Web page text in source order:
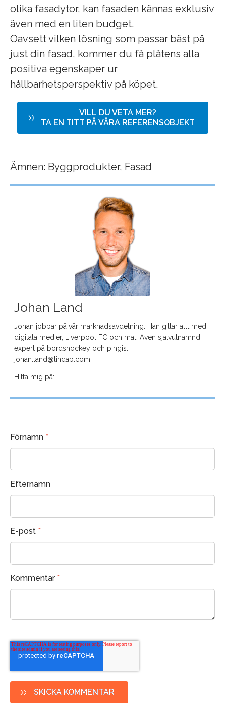
olika fasadytor, kan fasaden kännas exklusiv
även med en liten budget.
Oavsett vilken lösning som passar bäst på
just din fasad, kommer du få plåtens alla
positiva egenskaper ur
hållbarhetsperspektiv på köpet.
VILL DU VETA MER?
TA EN TITT PÅ VÅRA REFERENSOBJEKT
Ämnen: Byggprodukter, Fasad
Johan Land
Johan jobbar på vår marknadsavdelning. Han gillar allt med
digitala medier, Liverpool FC och mat. Även självutnämnd
expert på bordshockey och pingis.
johan.land@lindab.com
Hitta mig på:
Förnamn *
Efternamn
E-post *
Kommentar *